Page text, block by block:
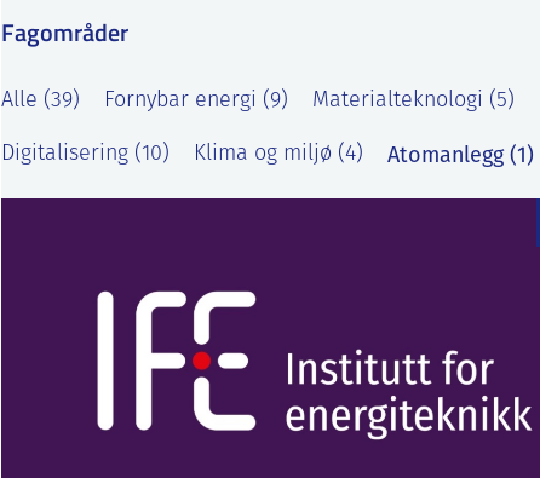
Fagområder
Alle (39) Fornybar energi (9) Materialteknologi (5)
Digitalisering (10) Klima og miljø (4) Atomanlegg (1)